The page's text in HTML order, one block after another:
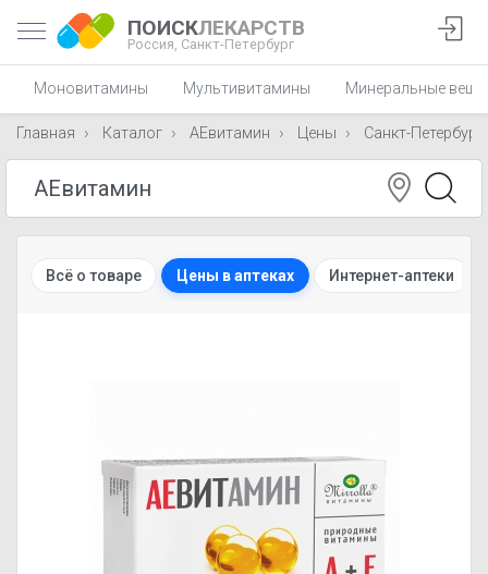
ПОИСКЛЕКАРСТВ
Россия, Санкт-Петербург
Моновитамины Мультивитамины Минеральные
Главная Каталог АЕвитамин Цены Санкт-Петербург
Всё о товаре Цены в аптеках Интернет-аптеки